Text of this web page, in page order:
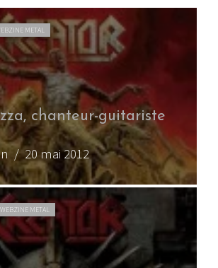
METAL
chanteur-guitariste
/ 20 mai 2012
WEBZINE METAL